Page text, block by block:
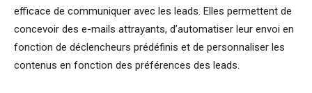
efficace de communiquer avec les leads. Elles permettent de
concevoir des e-mails attrayants, d’automatiser leur envoi en
fonction de déclencheurs prédéfinis et de personnaliser les
contenus en fonction des préférences des leads.